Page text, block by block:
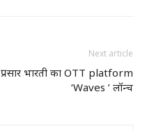
Next article
प्रसार भारती का OTT platform
‘Waves ’ लॉन्च